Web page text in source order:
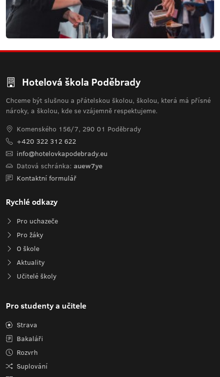
Hotelová škola Poděbrady
Chceme být slušnou a přátelskou školou, školou, která má přísné
nároky, a školou, kde se vzájemně respektujeme.
Komenského 156/7, 290 01 Poděbrady
+420 322 312 622
info@hotelovkapodebrady.eu
Datová schránka: auew7ye
Kontaktní formulář
Rychlé odkazy
Pro uchazeče
Pro žáky
O škole
Aktuality
Učitelé školy
Pro studenty a učitele
Strava
Bakaláři
Rozvrh
Suplování